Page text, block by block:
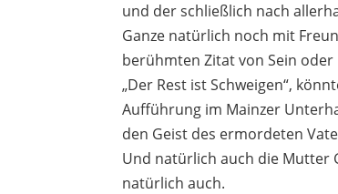
und der schließlich nach
Ganze natürlich noch mit
berühmten Zitat von Sein
„Der Rest ist Schweigen“,
Aufführung im Mainzer
den Geist des ermordeten
Und natürlich auch die Mutter
natürlich auch.